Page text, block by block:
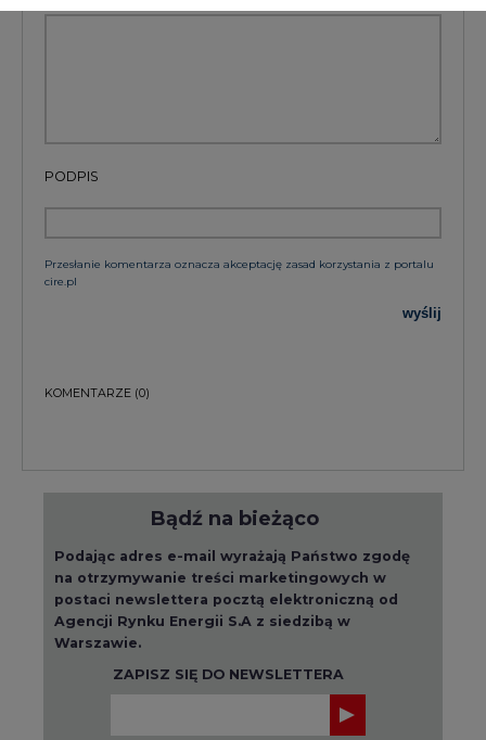
PODPIS
Przesłanie komentarza oznacza akceptację zasad korzystania z portalu
cire.pl
wyślij
KOMENTARZE (0)
Bądź na bieżąco
Podając adres e-mail wyrażają Państwo zgodę
na otrzymywanie treści marketingowych w
postaci newslettera pocztą elektroniczną od
Agencji Rynku Energii S.A z siedzibą w
Warszawie.
ZAPISZ SIĘ DO NEWSLETTERA